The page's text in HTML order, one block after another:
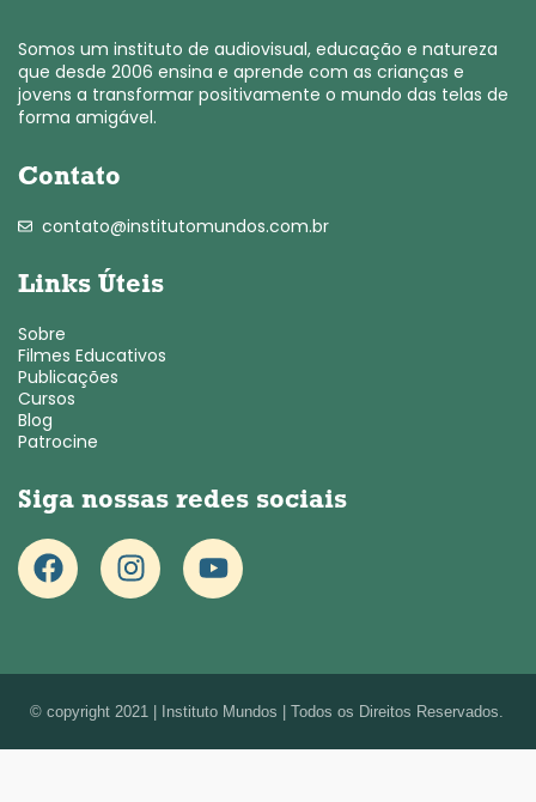
Somos um instituto de audiovisual, educação e natureza
que desde 2006 ensina e aprende com as crianças e
jovens a transformar positivamente o mundo das telas de
forma amigável.
Contato
contato@institutomundos.com.br
Links Úteis
Sobre
Filmes Educativos
Publicações
Cursos
Blog
Patrocine
Siga nossas redes sociais
© copyright 2021 | Instituto Mundos | Todos os Direitos Reservados.